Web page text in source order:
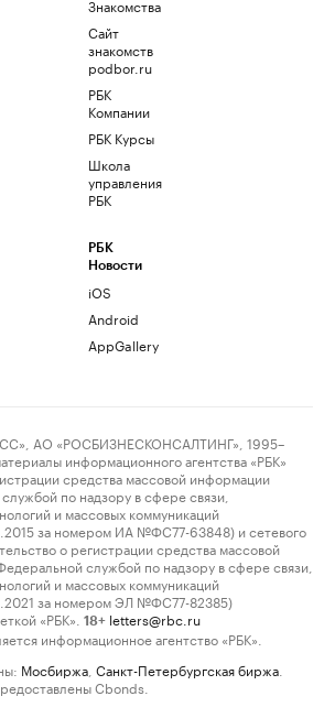
Знакомства
Сайт
знакомств
podbor.ru
РБК
Компании
РБК Курсы
Школа
управления
РБК
РБК
Новости
iOS
Android
AppGallery
АО «РОСБИЗНЕСКОНСАЛТИНГ», 1995–
информационного агентства «РБК»
средства массовой информации
по надзору в сфере связи,
и массовых коммуникаций
за номером ИА №ФС77-63848) и сетевого
о регистрации средства массовой
службой по надзору в сфере связи,
и массовых коммуникаций
за номером ЭЛ №ФС77-82385)
«РБК».
18+ letters@rbc.ru
информационное агентство «РБК».
Мосбиржа Санкт-Петербургская биржа
Cbonds.